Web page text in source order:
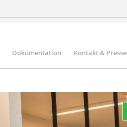
Dokumentation Kontakt & Presse